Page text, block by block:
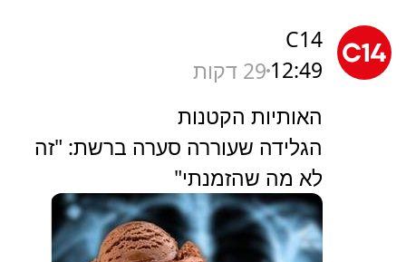
C14
12:49 29 דקות
האותיות הקטנות
הגלידה שעוררה סערה ברשת: "זה
לא מה שהזמנתי"